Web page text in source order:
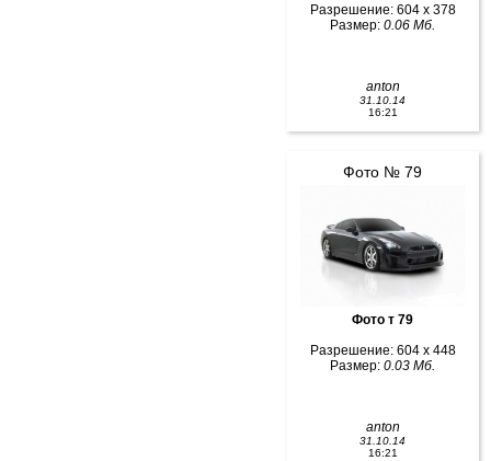
Разрешение: 604 x 378
Размер: 0.06 Мб.
anton
31.10.14
16:21
Фото № 79
Фото т 79
Разрешение: 604 x 448
Размер: 0.03 Мб.
anton
31.10.14
16:21